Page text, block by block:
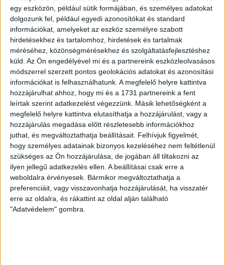
egy eszközön, például sütik formájában, és személyes adatokat
dolgozunk fel, például egyedi azonosítókat és standard
információkat, amelyeket az eszköz személyre szabott
hirdetésekhez és tartalomhoz, hirdetések és tartalmak
méréséhez, közönségmérésekhez és szolgáltatásfejlesztéshez
küld. Az Ön engedélyével mi és a partnereink eszközleolvasásos
módszerrel szerzett pontos geolokációs adatokat és azonosítási
információkat is felhasználhatunk. A megfelelő helyre kattintva
hozzájárulhat ahhoz, hogy mi és a 1731 partnereink a fent
leírtak szerint adatkezelést végezzünk. Másik lehetőségként a
megfelelő helyre kattintva elutasíthatja a hozzájárulást, vagy a
hozzájárulás megadása előtt részletesebb információkhoz
juthat, és megváltoztathatja beállításait. Felhívjuk figyelmét,
hogy személyes adatainak bizonyos kezeléséhez nem feltétlenül
szükséges az Ön hozzájárulása, de jogában áll tiltakozni az
ilyen jellegű adatkezelés ellen. A beállításai csak erre a
weboldalra érvényesek. Bármikor megváltoztathatja a
preferenciáit, vagy visszavonhatja hozzájárulását, ha visszatér
erre az oldalra, és rákattint az oldal alján található
"Adatvédelem" gombra.
BECKER ANDRÁS 2013. október 4. 4 p
KÖZBESZERZÉS
Közbeszerzési versenyben a
Közgép és a Duna Aszfalt
Nem csak Simicska Lajos cégének megy jól az állami
tendereken való pályázgatás: a Duna Aszfalt
személyében szeptemberben kihívója akadt a...
ÁTLÁTSZÓ 2013. október 3. 2p
EGYÉB
Újabb hárommilliárd forint uniós
támogatás a Pannergy
projekteknek
Még a sajátos szabályok szerint működő magyar